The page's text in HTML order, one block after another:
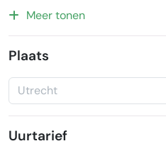
Meer tonen
Plaats
Uurtarief